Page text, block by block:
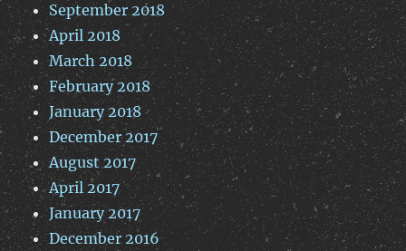
September 2018
April 2018
March 2018
February 2018
January 2018
December 2017
August 2017
April 2017
January 2017
December 2016